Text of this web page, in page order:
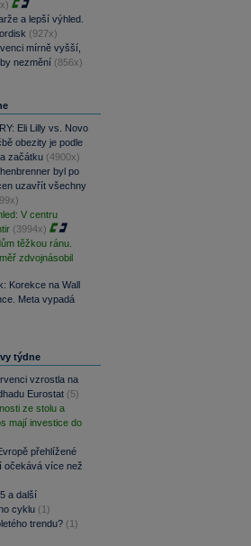
a lepší výhled.
(927x)
mírně vyšší,
nezmění (856x)
Eli Lilly vs. Novo
obezity je podle
začátku (4900x)
byl po
uzavřít všechny
V centru
(3994x)
těžkou ránu.
zdvojnásobil
Korekce na Wall
Meta vypadá
týdne
vzrostla na
Eurostat (5)
ze stolu a
mají investice do
přehlížené
očekává více než
a další
cyklu (1)
trendu? (1)